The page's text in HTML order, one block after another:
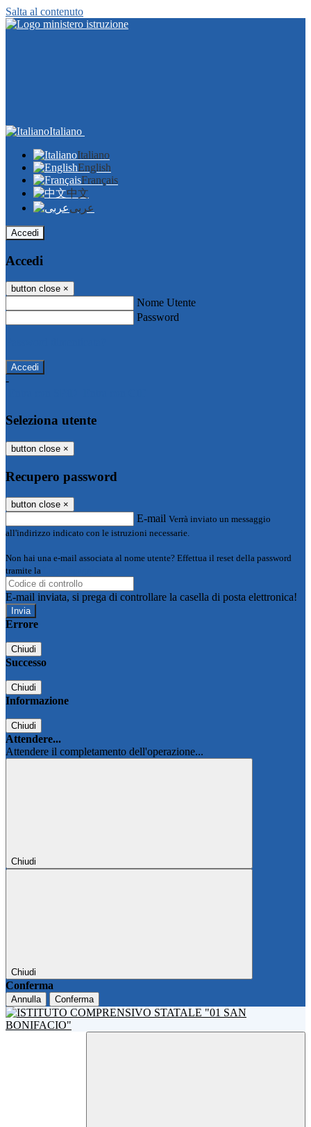
Salta al contenuto
Italiano
Italiano
English
Français
中文
عربى
Accedi
Accedi
button close ×
Nome Utente
Password
-
Seleziona utente
button close ×
Recupero password
button close ×
E-mail Verrà inviato un messaggio
all'indirizzo indicato con le istruzioni necessarie.
Non hai una e-mail associata al nome utente? Effettua il reset della password
tramite la
E-mail inviata, si prega di controllare la casella di posta elettronica!
Errore
Chiudi
Successo
Chiudi
Informazione
Chiudi
Attendere...
Attendere il completamento dell'operazione...
Chiudi
Chiudi
Conferma
Annulla Conferma